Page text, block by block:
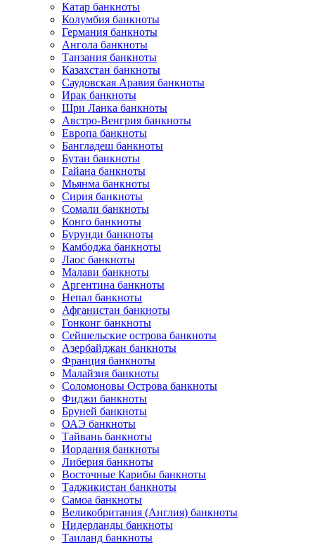
Катар банкноты
Колумбия банкноты
Германия банкноты
Ангола банкноты
Танзания банкноты
Казахстан банкноты
Саудовская Аравия банкноты
Ирак банкноты
Шри Ланка банкноты
Австро-Венгрия банкноты
Европа банкноты
Бангладеш банкноты
Бутан банкноты
Гайана банкноты
Мьянма банкноты
Сирия банкноты
Сомали банкноты
Конго банкноты
Бурунди банкноты
Камбоджа банкноты
Лаос банкноты
Малави банкноты
Аргентина банкноты
Непал банкноты
Афганистан банкноты
Гонконг банкноты
Сейшельские острова банкноты
Азербайджан банкноты
Франция банкноты
Малайзия банкноты
Соломоновы Острова банкноты
Фиджи банкноты
Бруней банкноты
ОАЭ банкноты
Тайвань банкноты
Иордания банкноты
Либерия банкноты
Восточные Карибы банкноты
Таджикистан банкноты
Самоа банкноты
Великобритания (Англия) банкноты
Нидерланды банкноты
Таиланд банкноты